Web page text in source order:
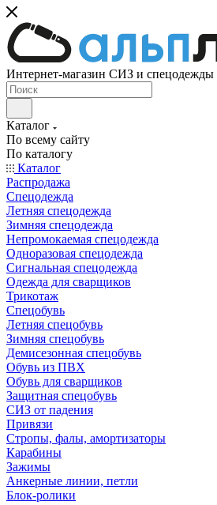
Интернет-магазин СИЗ и спецодежды
Каталог
По всему сайту
По каталогу
Каталог
Распродажа
Спецодежда
Летняя спецодежда
Зимняя спецодежда
Непромокаемая спецодежда
Одноразовая спецодежда
Сигнальная спецодежда
Одежда для сварщиков
Трикотаж
Спецобувь
Летняя спецобувь
Зимняя спецобувь
Демисезонная спецобувь
Обувь из ПВХ
Обувь для сварщиков
Защитная спецобувь
СИЗ от падения
Привязи
Стропы, фалы, амортизаторы
Карабины
Зажимы
Анкерные линии, петли
Блок-ролики